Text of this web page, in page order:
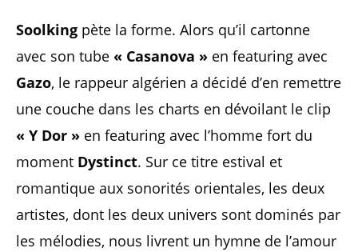
Soolking pète la forme. Alors qu’il cartonne
avec son tube « Casanova » en featuring avec
Gazo, le rappeur algérien a décidé d’en remettre
une couche dans les charts en dévoilant le clip
« Y Dor » en featuring avec l’homme fort du
moment Dystinct. Sur ce titre estival et
romantique aux sonorités orientales, les deux
artistes, dont les deux univers sont dominés par
les mélodies, nous livrent un hymne de l’amour